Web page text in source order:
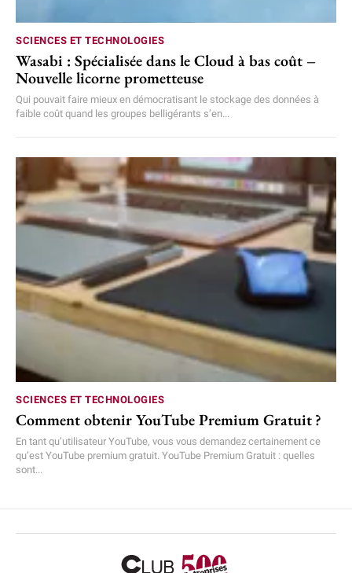
SCIENCES ET TECHNOLOGIES
Wasabi : Spécialisée dans le Cloud à bas coût –
Nouvelle licorne prometteuse
Qui pouvait faire mieux en démocratisant le stockage des données à
faible coût quand les groupes belligérants s’en...
SCIENCES ET TECHNOLOGIES
Comment obtenir YouTube Premium Gratuit ?
En tant qu’utilisateur YouTube, vous vous demandez certainement ce
qu’est YouTube premium gratuit. YouTube Premium Gratuit : quelles
sont...